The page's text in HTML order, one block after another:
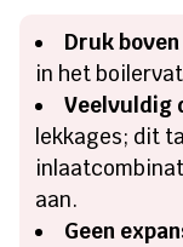
Druk
in het
Veelvuldig
lekkages; dit
aan.
Geen